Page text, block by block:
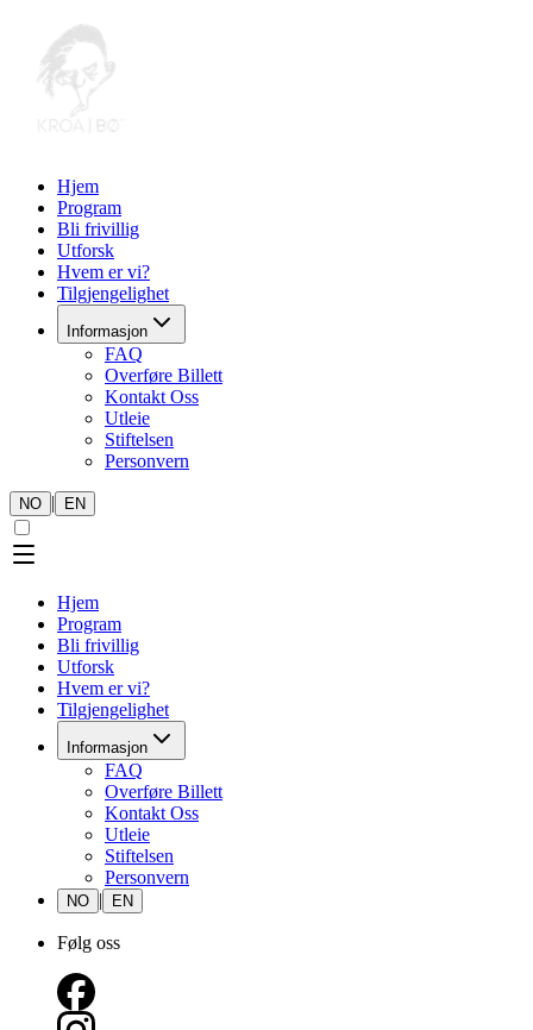
Hjem
Program
Bli frivillig
Utforsk
Hvem er vi?
Tilgjengelighet
Informasjon
FAQ
Overføre Billett
Kontakt Oss
Utleie
Stiftelsen
Personvern
NO | EN
Hjem
Program
Bli frivillig
Utforsk
Hvem er vi?
Tilgjengelighet
Informasjon
FAQ
Overføre Billett
Kontakt Oss
Utleie
Stiftelsen
Personvern
NO | EN
Følg oss